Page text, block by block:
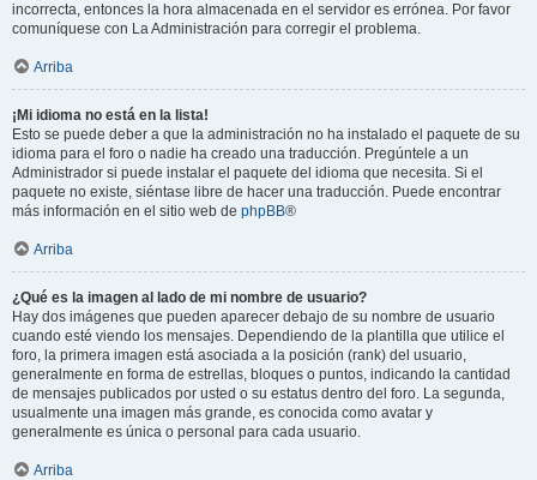
incorrecta, entonces la hora almacenada en el servidor es errónea. Por favor
comuníquese con La Administración para corregir el problema.
Arriba
¡Mi idioma no está en la lista!
Esto se puede deber a que la administración no ha instalado el paquete de su
idioma para el foro o nadie ha creado una traducción. Pregúntele a un
Administrador si puede instalar el paquete del idioma que necesita. Si el
paquete no existe, siéntase libre de hacer una traducción. Puede encontrar
más información en el sitio web de phpBB®
Arriba
¿Qué es la imagen al lado de mi nombre de usuario?
Hay dos imágenes que pueden aparecer debajo de su nombre de usuario
cuando esté viendo los mensajes. Dependiendo de la plantilla que utilice el
foro, la primera imagen está asociada a la posición (rank) del usuario,
generalmente en forma de estrellas, bloques o puntos, indicando la cantidad
de mensajes publicados por usted o su estatus dentro del foro. La segunda,
usualmente una imagen más grande, es conocida como avatar y
generalmente es única o personal para cada usuario.
Arriba